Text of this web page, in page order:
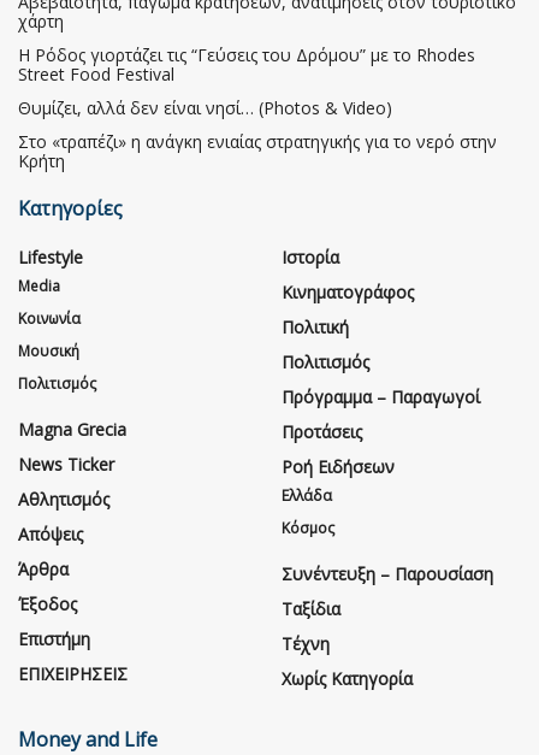
χάρτη
Η Ρόδος γιορτάζει τις “Γεύσεις του Δρόμου” με το Rhodes
Street Food Festival
Θυμίζει, αλλά δεν είναι νησί… (Photos & Video)
Στο «τραπέζι» η ανάγκη ενιαίας στρατηγικής για το νερό στην
Κρήτη
Κατηγορίες
Lifestyle
Media
Κοινωνία
Μουσική
Πολιτισμός
Magna Grecia
News Ticker
Αθλητισμός
Απόψεις
Άρθρα
Έξοδος
Επιστήμη
ΕΠΙΧΕΙΡΗΣΕΙΣ
Ιστορία
Κινηματογράφος
Πολιτική
Πολιτισμός
Πρόγραμμα – Παραγωγοί
Προτάσεις
Ροή Ειδήσεων
Ελλάδα
Κόσμος
Συνέντευξη – Παρουσίαση
Ταξίδια
Τέχνη
Χωρίς Κατηγορία
Money and Life